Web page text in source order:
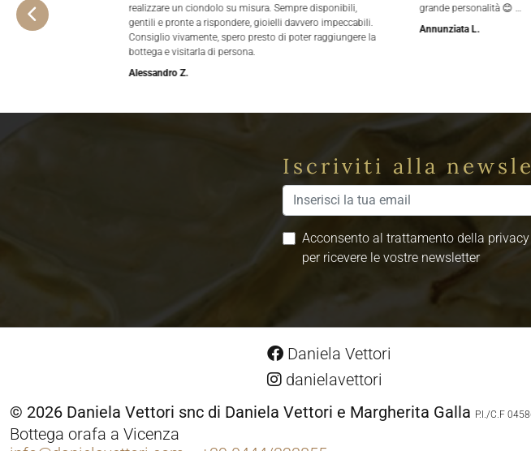
realizzare un ciondolo su misura. Sempre disponibili,
gentili e pronte a rispondere, gioielli davvero impeccabili.
Consiglio vivamente, spero presto di poter raggiungere la
bottega e visitarla di persona.
Alessandro Z.
grande personalità 😊 …
Annunziata L.
Iscriviti alla
Acconsento al trattamento della privacy
per ricevere le vostre newsletter
Daniela Vettori
danielavettori
© 2026 Daniela Vettori snc di Daniela Vettori e Margherita Galla P.I./C.F
Bottega orafa a Vicenza